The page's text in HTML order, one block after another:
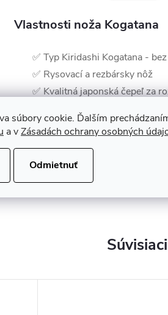
súbory cookie. Ďalším
a vZásadách ochrany osobných
Odmietnuť
Vlastnosti noža Kogatana
✅ Typ Kiridashi Kogatana -
✅ Rysovací a rezbársky nôž
✅ Kvalitná japonská čepeľ za
ďalšie
✅ Ručne vyrábané